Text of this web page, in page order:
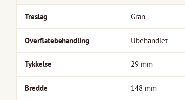
Treslag Gran
Overflatebehandling Ubehandlet
Tykkelse 29 mm
Bredde 148 mm